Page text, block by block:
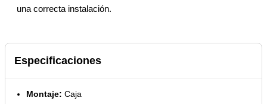
una correcta instalación.
Especificaciones
Montaje: Caja